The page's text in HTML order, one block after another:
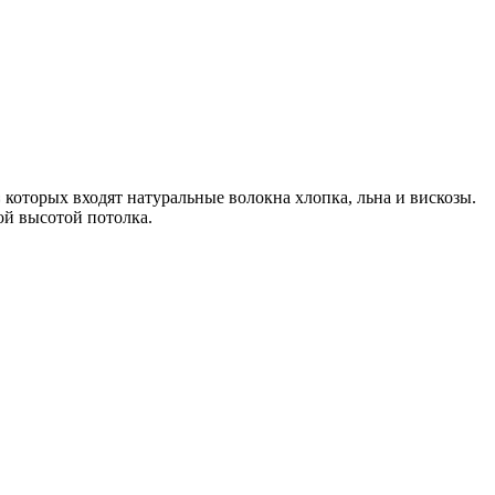
входят натуральные волокна хлопка, льна и вискозы.
высотой потолка.